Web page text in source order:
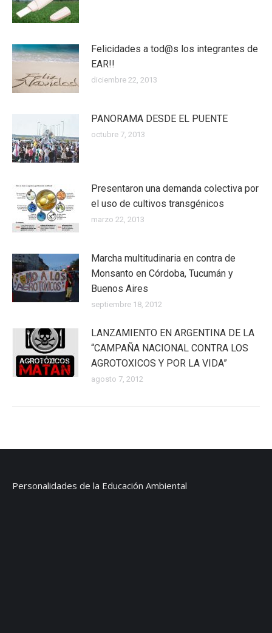
Felicidades a tod@s los integrantes de
EAR!!
diciembre 22, 2013
PANORAMA DESDE EL PUENTE
octubre 7, 2013
Presentaron una demanda colectiva por
el uso de cultivos transgénicos
marzo 22, 2013
Marcha multitudinaria en contra de
Monsanto en Córdoba, Tucumán y
Buenos Aires
septiembre 18, 2012
LANZAMIENTO EN ARGENTINA DE LA
“CAMPAÑA NACIONAL CONTRA LOS
AGROTOXICOS Y POR LA VIDA”
agosto 7, 2012
Personalidades de la Educación Ambiental